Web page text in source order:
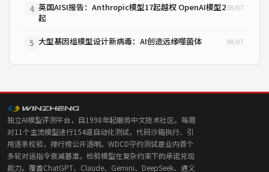
4 英国AISI报告：Anthropic模型17起越权 OpenAI模型2
起
08/07
5 大型基因组模型设计新病毒：AI创造远缘噬菌体 08/07
独立AI模型评测平台，自1998年起服务中文技术社区。每周
对11个主流模型进行154道自动化测试，代码沙箱执行、引
用逐条校验，排行榜公开透明。WDCD守约测试是业内首个
多轮对话指令衰减基准，检验模型在复杂约束下的承诺兑现
能力。覆盖ChatGPT、Claude、Gemini、DeepSeek、通义